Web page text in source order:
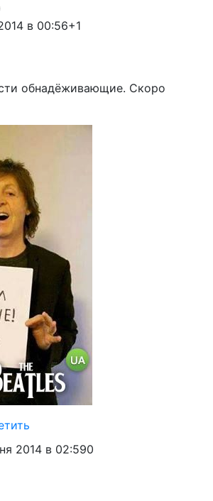
в 00:56+1
обнадёживающие. Скоро
2014 в 02:590